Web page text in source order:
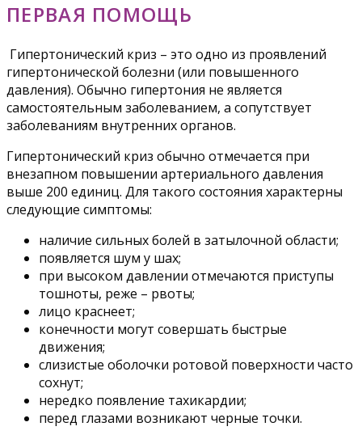
ПЕРВАЯ ПОМОЩЬ
Гипертонический криз – это одно из проявлений
гипертонической болезни (или повышенного
давления). Обычно гипертония не является
самостоятельным заболеванием, а сопутствует
заболеваниям внутренних органов.
Гипертонический криз обычно отмечается при
внезапном повышении артериального давления
выше 200 единиц. Для такого состояния характерны
следующие симптомы:
наличие сильных болей в затылочной области;
появляется шум у шах;
при высоком давлении отмечаются приступы
тошноты, реже – рвоты;
лицо краснеет;
конечности могут совершать быстрые
движения;
слизистые оболочки ротовой поверхности часто
сохнут;
нередко появление тахикардии;
перед глазами возникают черные точки.